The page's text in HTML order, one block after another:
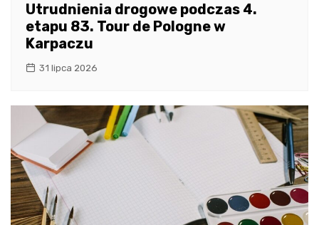
Utrudnienia drogowe podczas 4.
etapu 83. Tour de Pologne w
Karpaczu
31 lipca 2026